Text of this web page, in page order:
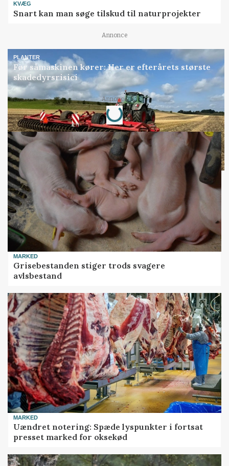
KVÆG
Snart kan man søge tilskud til naturprojekter
Annonce
PLANTER
Før såmaskinen kører: Her er efterårets største
skadedyrsrisici
Annonce
Loading...
MARKED
Grisebestanden stiger trods svagere
avlsbestand
MARKED
Uændret notering: Spæde lyspunkter i fortsat
presset marked for oksekød